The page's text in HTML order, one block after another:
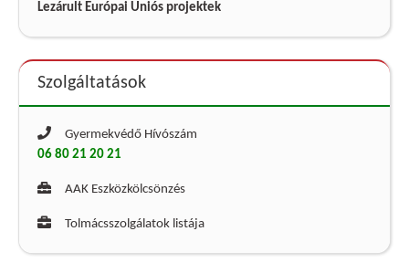
Lezárult Európai Uniós projektek
Szolgáltatások
Gyermekvédő Hívószám
06 80 21 20 21
AAK Eszközkölcsönzés
Tolmácsszolgálatok listája